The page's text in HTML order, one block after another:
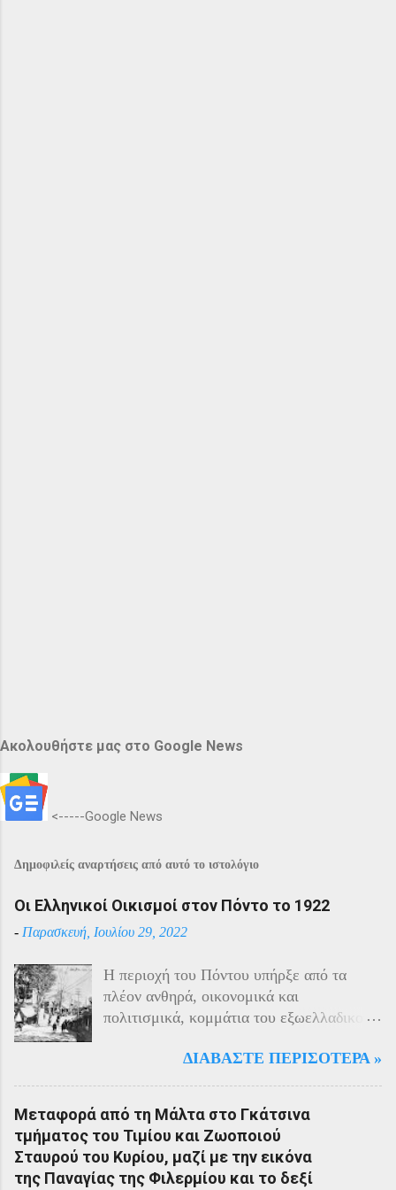
Ακολουθήστε μας στο Google News
<-----Google News
Δημοφιλείς αναρτήσεις από αυτό το ιστολόγιο
Οι Ελληνικοί Οικισμοί στον Πόντο το 1922
- Παρασκευή, Ιουλίου 29, 2022
Η περιοχή του Πόντου υπήρξε από τα
πλέον ανθηρά, οικονομικά και
πολιτισμικά, κομμάτια του εξωελλαδικού
40% του πληθυσμού της περιοχής και μαζί
του Πόντου είχε και αυτός στη διάρκεια
του πολέμου την ίδια τύχη με τον
υπόλοιπο μικρασιατικό πληθυσμό. Με την
ΔΙΑΒΆΣΤΕ ΠΕΡΙΣΌΤΕΡΑ »
Μεταφορά από τη Μάλτα στο Γκάτσινα
τμήματος του Τιμίου και Ζωοποιού
Σταυρού του Κυρίου, μαζί με την εικόνα
της Παναγίας της Φιλερμίου και το δεξί